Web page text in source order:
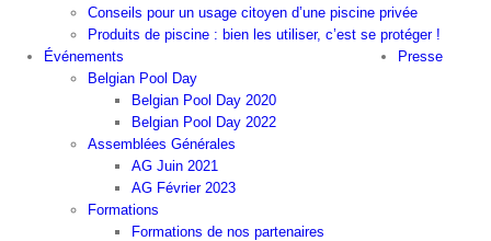
Conseils pour un usage citoyen d’une piscine privée
Produits de piscine : bien les utiliser, c’est se protéger !
Événements
Belgian Pool Day
Belgian Pool Day 2020
Belgian Pool Day 2022
Assemblées Générales
AG Juin 2021
AG Février 2023
Formations
Formations de nos partenaires
Presse